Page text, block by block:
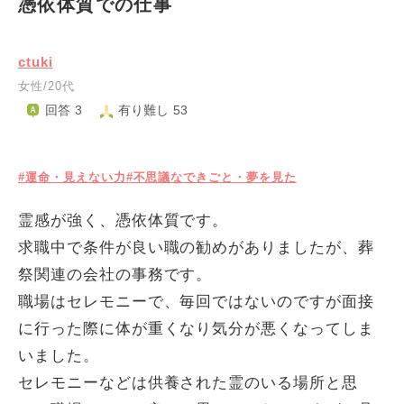
憑依体質での仕事
ctuki
女性/20代
回答 3 有り難し 53
#運命・見えない力#不思議なできごと・夢を見た
霊感が強く、憑依体質です。
求職中で条件が良い職の勧めがありましたが、葬
祭関連の会社の事務です。
職場はセレモニーで、毎回ではないのですが面接
に行った際に体が重くなり気分が悪くなってしま
いました。
セレモニーなどは供養された霊のいる場所と思